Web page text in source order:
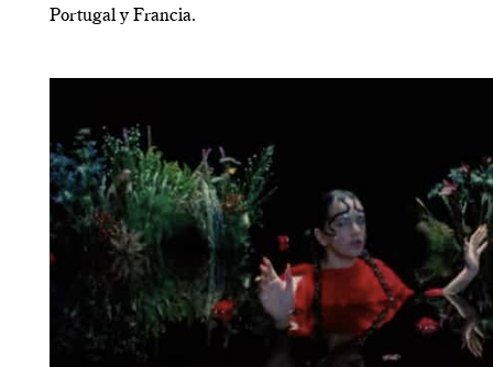
Portugal y Francia.